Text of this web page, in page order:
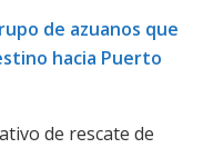
de azuanos que
hacia Puerto
de rescate de